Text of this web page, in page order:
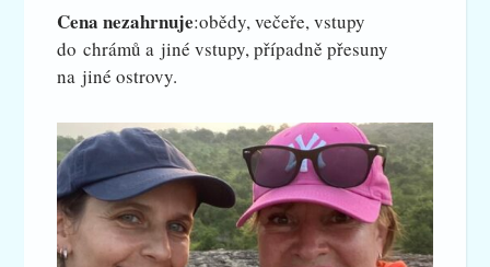
Cena nezahrnuje:obědy, večeře, vstupy
do chrámů a jiné vstupy, případně přesuny
na jiné ostrovy.